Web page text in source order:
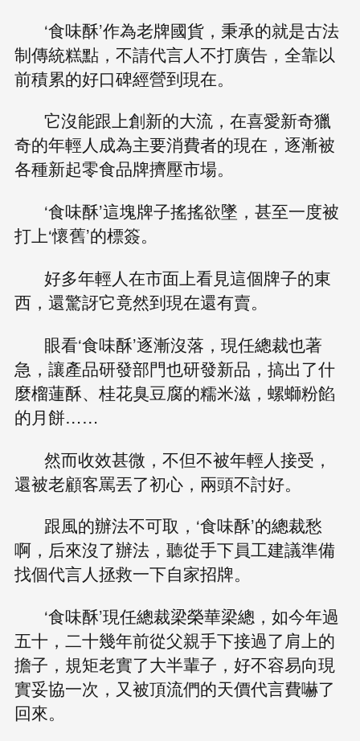
‘食味酥’作為老牌國貨，秉承的就是古法
制傳統糕點，不請代言人不打廣告，全靠以
前積累的好口碑經營到現在。
它沒能跟上創新的大流，在喜愛新奇獵
奇的年輕人成為主要消費者的現在，逐漸被
各種新起零食品牌擠壓市場。
‘食味酥’這塊牌子搖搖欲墜，甚至一度被
打上‘懷舊’的標簽。
好多年輕人在市面上看見這個牌子的東
西，還驚訝它竟然到現在還有賣。
眼看‘食味酥’逐漸沒落，現任總裁也著
急，讓產品研發部門也研發新品，搞出了什
麼榴蓮酥、桂花臭豆腐的糯米滋，螺螄粉餡
的月餅……
然而收效甚微，不但不被年輕人接受，
還被老顧客罵丟了初心，兩頭不討好。
跟風的辦法不可取，‘食味酥’的總裁愁
啊，后來沒了辦法，聽從手下員工建議準備
找個代言人拯救一下自家招牌。
‘食味酥’現任總裁梁榮華梁總，如今年過
五十，二十幾年前從父親手下接過了肩上的
擔子，規矩老實了大半輩子，好不容易向現
實妥協一次，又被頂流們的天價代言費嚇了
回來。